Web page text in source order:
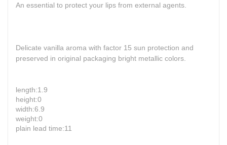
An essential to protect your lips from external agents.
Delicate vanilla aroma with factor 15 sun protection and
preserved in original packaging bright metallic colors.
length:1.9
height:0
width:6.9
weight:0
plain lead time:11